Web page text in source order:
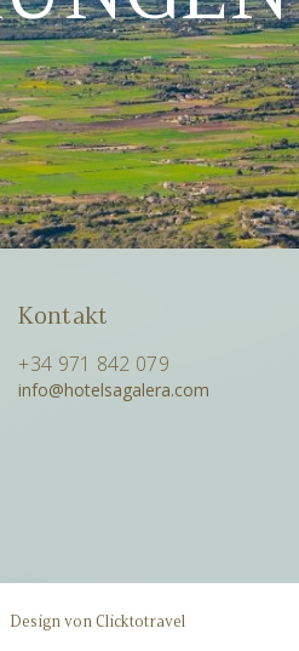
Kontakt
+34 971 842 079
info@hotelsagalera.com
Design von Clicktotravel